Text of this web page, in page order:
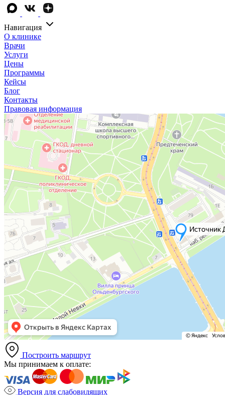
Навигация
О клинике
Врачи
Услуги
Цены
Программы
Кейсы
Блог
Контакты
Правовая информация
Построить маршрут
Мы принимаем к оплате:
Версия для слабовидящих